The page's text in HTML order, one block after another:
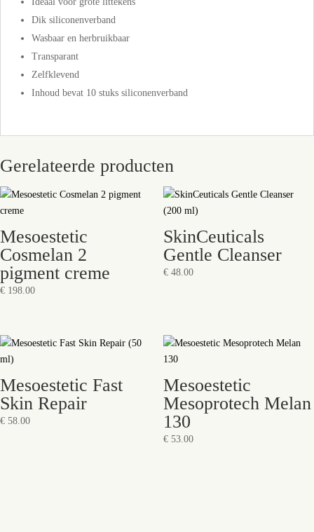
Dik siliconenverband
Wasbaar en herbruikbaar
Transparant
Zelfklevend
Inhoud bevat 10 stuks siliconenverband
Gerelateerde producten
Mesoestetic
Cosmelan 2
pigment creme
€ 198.00
SkinCeuticals
Gentle Cleanser
€48.00
Mesoestetic Fast
Skin Repair
€ 58.00
Mesoestetic
Mesoprotech Melan
130
€53.00